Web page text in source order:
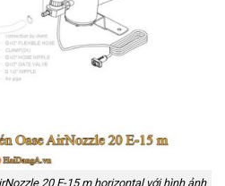
20 E-15 m horizontal với hình ảnh